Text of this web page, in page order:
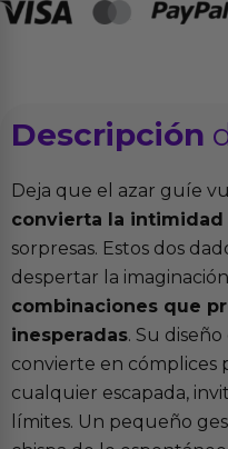
Descripción
Deja que el azar guíe
convierta la
sorpresas. Estos dos
despertar la
combinaciones que
inesperadas. Su
convierte en cómplices
cualquier escapada,
límites. Un pequeño